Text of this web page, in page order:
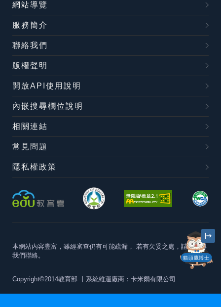
貓頭鷹博士
網站導覽
服務簡介
聯絡我們
版權聲明
開放API使用說明
內嵌搜尋欄位說明
相關連結
常見問題
隱私權政策
本網站內容豐富，雖經審查仍有可能疏漏， 若有欠妥之處，請隨時與
我們聯絡。
Copyright©2014教育部 丨系統維運廠商：卡米爾有限公司